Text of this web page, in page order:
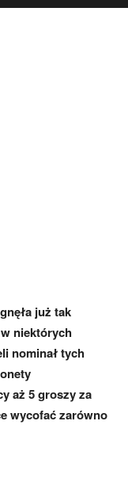
już tak
niektórych
nominał tych
aż 5 groszy za
wycofać zarówno